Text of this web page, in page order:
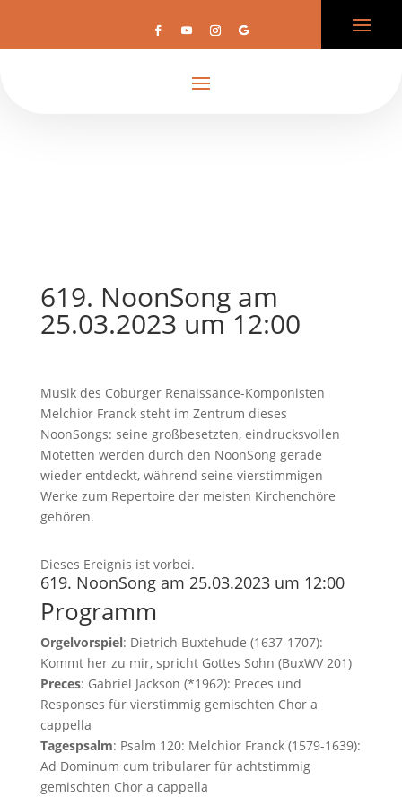
619. NoonSong am
25.03.2023 um 12:00
Musik des Coburger Renaissance-Komponisten
Melchior Franck steht im Zentrum dieses
NoonSongs: seine großbesetzten, eindrucksvollen
Motetten werden durch den NoonSong gerade
wieder entdeckt, während seine vierstimmigen
Werke zum Repertoire der meisten Kirchenchöre
gehören.
Dieses Ereignis ist vorbei.
619. NoonSong am 25.03.2023 um 12:00
Programm
Orgelvorspiel: Dietrich Buxtehude (1637-1707):
Kommt her zu mir, spricht Gottes Sohn (BuxWV 201)
Preces: Gabriel Jackson (*1962): Preces und
Responses für vierstimmig gemischten Chor a
cappella
Tagespsalm: Psalm 120: Melchior Franck (1579-1639):
Ad Dominum cum tribularer für achtstimmig
gemischten Chor a cappella